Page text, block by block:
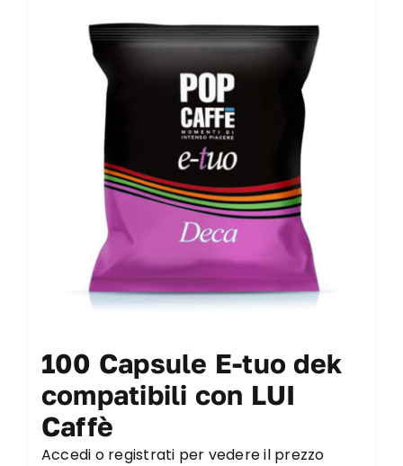
100 Capsule E-tuo dek
compatibili con LUI
Caffè
Accedi o registrati per vedere il prezzo